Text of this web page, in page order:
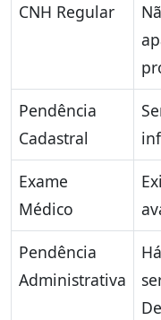
CNH Regular
Pendência
Cadastral
Exame
Médico
Pendência
Administrativa